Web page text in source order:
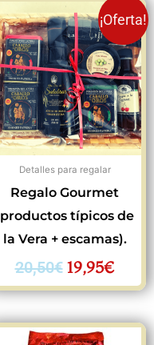
¡Oferta!
Detalles para regalar
Regalo Gourmet
típicos de
la Vera + escamas).
20,50€
El
precio
original
era:
20,50€.
19,95€
El
es: